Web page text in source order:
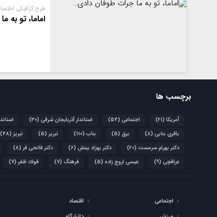
طرح گرافیکی
اماما، تو
برچسب ها
آمریکا (21) اجتماعی (54) استاندار آذربایجان شرقی (30)
باقری بنابی (8) برق (5) بناب (110) تبریر (5) تبریز (48)
دکتر بهرام سرمست (20) دکتر بهزاد بینش (6) دکتر فاتحی فر (8)
عراقچی (9) عیسی اروج زاده (5) فرهنگ (7) فولاد ظفر (7)
اجتماعی
اقتصاد